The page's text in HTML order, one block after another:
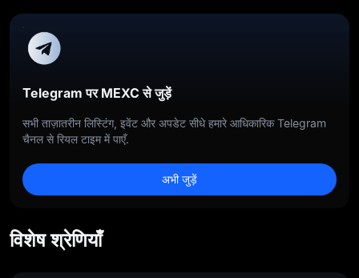
Telegram पर MEXC से जुड़ें
सभी ताज़ातरीन लिस्टिंग, इवेंट और अपडेट सीधे हमारे आधिकारिक Telegram
चैनल से रियल टाइम में पाएँ.
अभी जुड़ें
विशेष श्रेणियाँ